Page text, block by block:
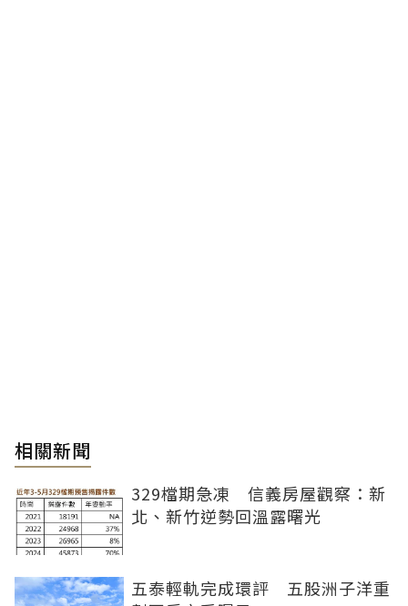
相關新聞
329檔期急凍 信義房屋觀察：新
北、新竹逆勢回溫露曙光
五泰輕軌完成環評 五股洲子洋重